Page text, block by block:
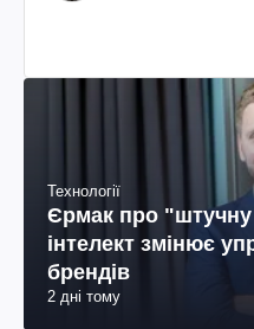
Технології
Єрмак про
інтелект змінює
брендів
2 дні тому